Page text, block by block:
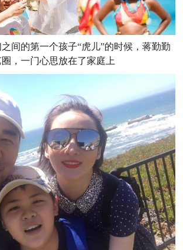
间的第一个孩子“虎儿”的时候，蒋勤勤
，一门心思放在了家庭上